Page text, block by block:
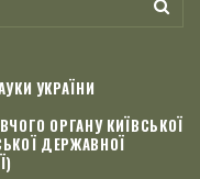
УКРАЇНИ
ОРГАНУ КИЇВСЬКОЇ
ДЕРЖАВНОЇ